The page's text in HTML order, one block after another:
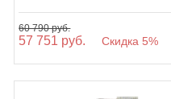
60 790 руб.
57 751 руб. Скидка 5%